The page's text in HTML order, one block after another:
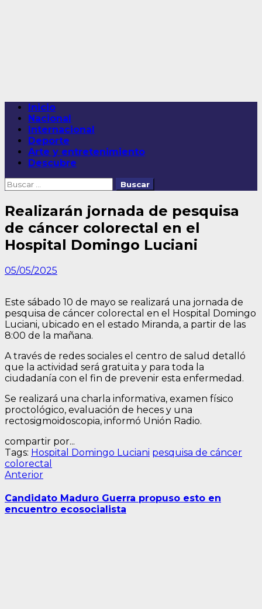
Menú
principal
Inicio
Nacional
Internacional
Deporte
Arte y entretenimiento
Descubre
Buscar:
Realizarán jornada de pesquisa
de cáncer colorectal en el
Hospital Domingo Luciani
05/05/2025
Este sábado 10 de mayo se realizará una jornada de
pesquisa de cáncer colorectal en el Hospital Domingo
Luciani, ubicado en el estado Miranda, a partir de las
8:00 de la mañana.
A través de redes sociales el centro de salud detalló
que la actividad será gratuita y para toda la
ciudadanía con el fin de prevenir esta enfermedad.
Se realizará una charla informativa, examen físico
proctológico, evaluación de heces y una
rectosigmoidoscopia, informó Unión Radio.
compartir por...
Tags: Hospital Domingo Luciani pesquisa de cáncer
colorectal
Navegación
de
entradas
AnteriorEntrada
Candidato Maduro Guerra propuso esto en
encuentro ecosocialista